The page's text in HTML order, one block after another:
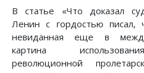
В статье «Что доказал
Ленин с гордостью писал,
невиданная еще в
картина
революционной